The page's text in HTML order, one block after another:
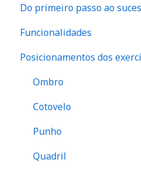
Do primeiro passo ao
1. Como são feitos os
2. Onde realizar o
exames de força
Funcionalidades
IA
Dinamômetro de
Protocolos
Anamnese
Assimetria e indicativos
Posicionamentos dos
Ombro
Cotovelo
Punho
Quadril